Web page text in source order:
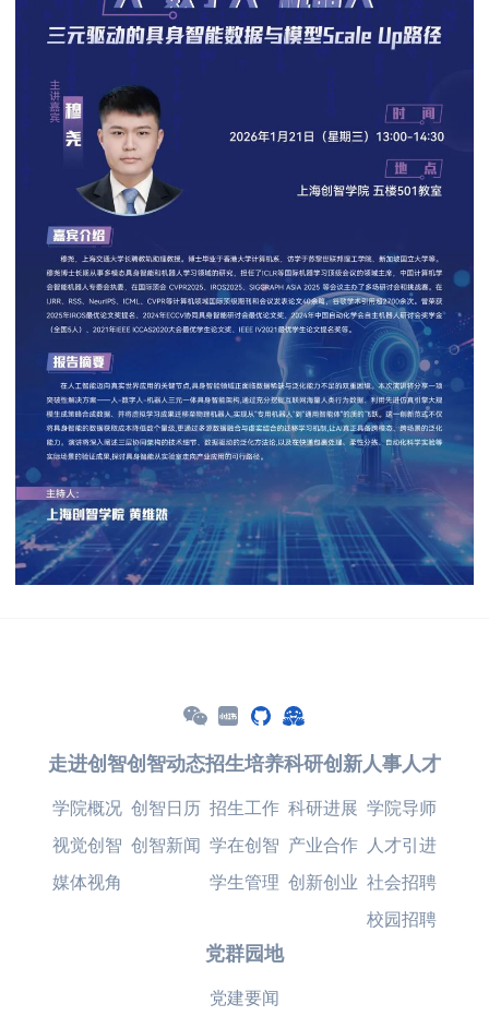
走进创智
学院概况
视觉创智
媒体视角
创智动态
创智日历
创智新闻
招生培养
招生工作
学在创智
学生管理
科研创新
科研进展
产业合作
创新创业
人事人才
学院导师
人才引进
社会招聘
校园招聘
党群园地
党建要闻